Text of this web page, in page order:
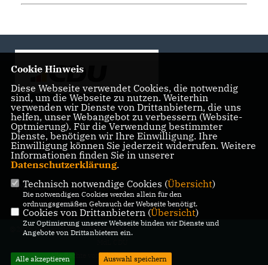
Landtagsabgeordnete der CDU Fraktion im Landtag
Brandenburg
IMPRESSUM DATENSCHUTZ KONTAKT
@2026 Bürgerbüro Kristy Augustin,
Alle Rechte vorbehalten.
Cookie Hinweis
Diese Webseite verwendet Cookies, die notwendig
sind, um die Webseite zu nutzen. Weiterhin
verwenden wir Dienste von Drittanbietern, die uns
helfen, unser Webangebot zu verbessern (Website-
Optmierung). Für die Verwendung bestimmter
Dienste, benötigen wir Ihre Einwilligung. Ihre
Einwilligung können Sie jederzeit widerrufen. Weitere
Informationen finden Sie in unserer
Datenschutzerklärung.
Technisch notwendige Cookies (Übersicht)
Die notwendigen Cookies werden allein für den
ordnungsgemäßen Gebrauch der Webseite benötigt.
Cookies von Drittanbietern (Übersicht)
Zur Optimierung unserer Webseite binden wir Dienste und
Angebote von Drittanbietern ein.
Alle akzeptieren Auswahl speichern